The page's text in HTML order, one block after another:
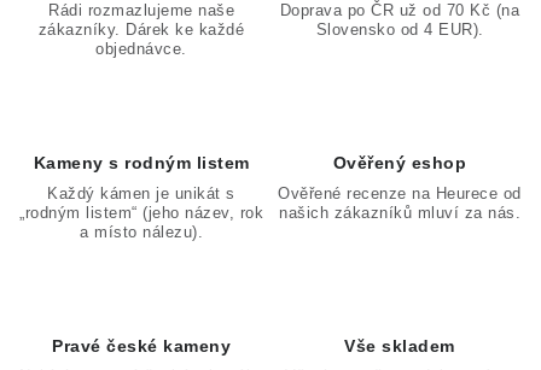
Rádi rozmazlujeme naše
zákazníky. Dárek ke každé
objednávce.
Doprava po ČR už od 70 Kč (na
Slovensko od 4 EUR).
Kameny s rodným listem
Každý kámen je unikát s
„rodným listem“ (jeho název, rok
a místo nálezu).
Ověřený eshop
Ověřené recenze na Heurece od
našich zákazníků mluví za nás.
Pravé české kameny Vše skladem